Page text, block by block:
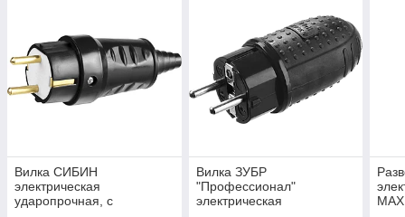
Вилка СИБИН
электрическая
ударопрочная, с
Вилка ЗУБР
"Профессионал"
электрическая